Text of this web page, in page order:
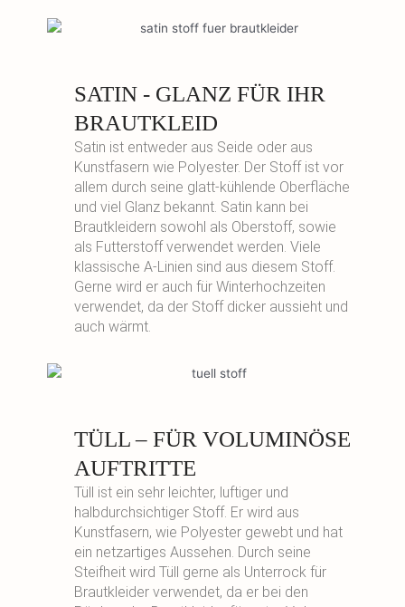
SATIN - GLANZ FÜR IHR
BRAUTKLEID
Satin ist entweder aus Seide oder aus
Kunstfasern wie Polyester. Der Stoff ist vor
allem durch seine glatt-kühlende Oberfläche
und viel Glanz bekannt. Satin kann bei
Brautkleidern sowohl als Oberstoff, sowie
als Futterstoff verwendet werden. Viele
klassische A-Linien sind aus diesem Stoff.
Gerne wird er auch für Winterhochzeiten
verwendet, da der Stoff dicker aussieht und
auch wärmt.
TÜLL – FÜR VOLUMINÖSE
AUFTRITTE
Tüll ist ein sehr leichter, luftiger und
halbdurchsichtiger Stoff. Er wird aus
Kunstfasern, wie Polyester gewebt und hat
ein netzartiges Aussehen. Durch seine
Steifheit wird Tüll gerne als Unterrock für
Brautkleider verwendet, da er bei den